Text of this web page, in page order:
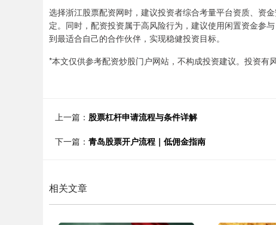
选择浙江股票配资网时，建议投资者综合考量平台资质、资
定。同时，配资投资属于高风险行为，建议使用闲置资金参
到最适合自己的合作伙伴，实现稳健投资目标。
*本文仅供参考配资炒股门户网站，不构成投资建议。投资有
上一篇： 股票杠杆申请流程与条件详解
下一篇： 青岛股票开户流程｜低佣金指南
相关文章